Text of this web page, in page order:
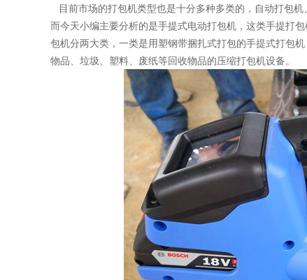
目前市场的打包机类型也是十分多种多类的，自动打包
而今天小编主要分析的是手提式电动打包机，这类手提打
包机分两大类，一类是用塑钢带捆扎式打包的手提式打包
物品、垃圾、塑料、废纸等回收物品的压缩打包机设备。